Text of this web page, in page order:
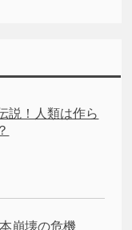
説！人類は作ら
崩壊の危機